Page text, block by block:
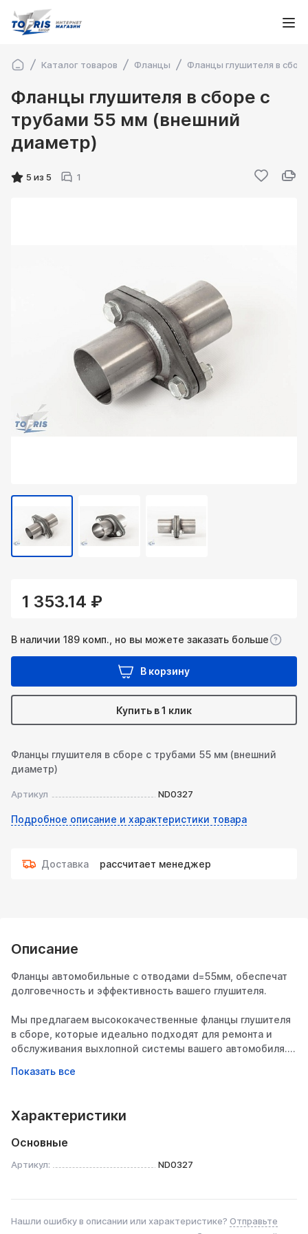
Каталог товаров Фланцы Фланцы глушителя в
Фланцы глушителя в сборе с
трубами 55 мм (внешний
диаметр)
5 из 5 1
1 353.14 ₽
В наличии 189 комп., но вы можете заказать больше
В корзину
Купить в 1 клик
Фланцы глушителя в сборе с трубами 55 мм (внешний
диаметр)
Артикул ND0327
Подробное описание и характеристики товара
Доставка рассчитает менеджер
Описание
Фланцы автомобильные с отводами d=55мм, обеспечат
долговечность и эффективность вашего глушителя.
Мы предлагаем высококачественные фланцы глушителя
в сборе, которые идеально подходят для ремонта и
обслуживания выхлопной системы вашего автомобиля.
Устойчивость к коррозии и длительный срок службы:
автомобилей благодаря различным размерам.
Полный комплект: Включает необходимые элементы,
Характеристики
Основные
Артикул: ND0327
Нашли ошибку в описании или характеристике? Отправьте